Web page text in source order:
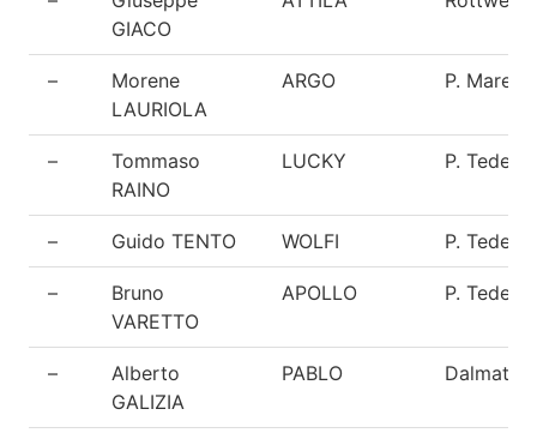
GIACO
–
Morene
LAURIOLA
ARGO P.
–
Tommaso
RAINO
LUCKY P.
– Guido TENTO WOLFI P.
–
Bruno
VARETTO
APOLLO P.
–
Alberto
GALIZIA
PABLO Dalmata